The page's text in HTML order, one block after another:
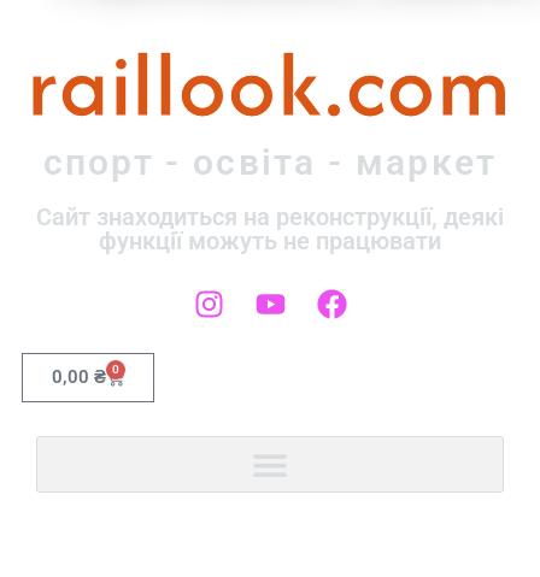
raillook.com
спорт - освіта - маркет
Сайт знаходиться на реконструкції, деякі
функції можуть не працювати
0,00 ₴ 0